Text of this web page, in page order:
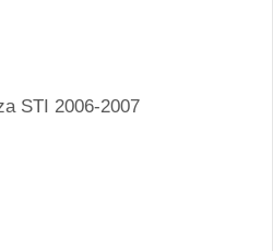
STI 2006-2007